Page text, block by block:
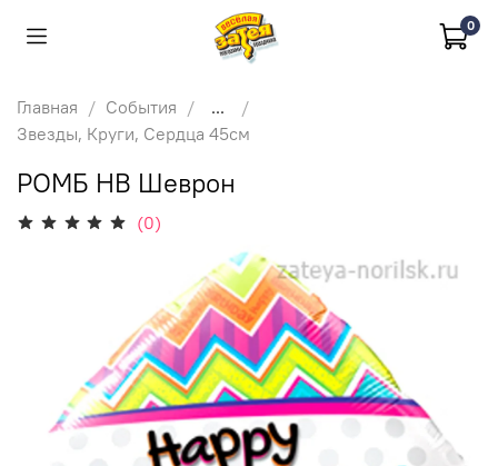
0
Главная События
...
Звезды, Круги, Сердца 45см
РОМБ HB Шеврон
(0)